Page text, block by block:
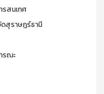
รสนเทศ
สุราษฎร์ธานี
รณะ